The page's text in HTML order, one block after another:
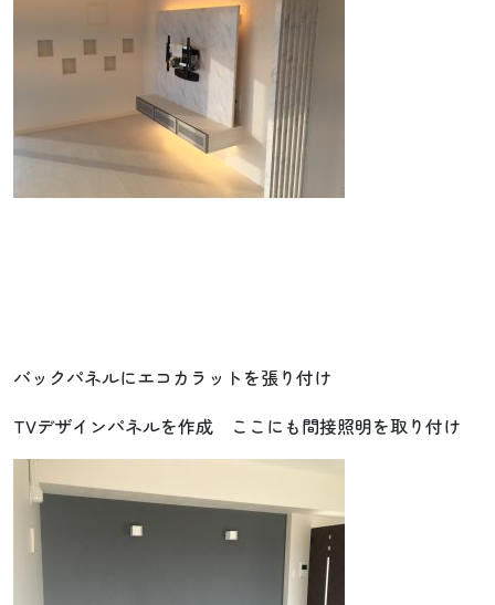
バックパネルにエコカラットを張り付け
TVデザインパネルを作成 ここにも間接照明を取り付け